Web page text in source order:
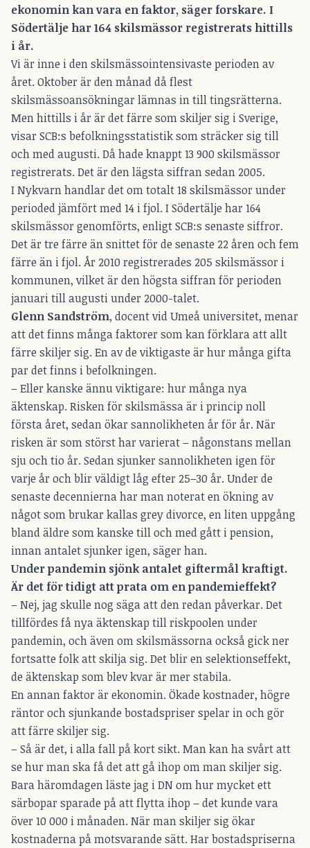
ekonomin kan vara en faktor, säger forskare. I
Södertälje har 164 skilsmässor registrerats hittills
i år.
Vi är inne i den skilsmässointensivaste perioden av
året. Oktober är den månad då flest
skilsmässoansökningar lämnas in till tingsrätterna.
Men hittills i år är det färre som skiljer sig i Sverige,
visar SCB:s befolkningsstatistik som sträcker sig till
och med augusti. Då hade knappt 13 900 skilsmässor
registrerats. Det är den lägsta siffran sedan 2005.
I Nykvarn handlar det om totalt 18 skilsmässor under
perioded jämfört med 14 i fjol. I Södertälje har 164
skilsmässor genomförts, enligt SCB:s senaste siffror.
Det är tre färre än snittet för de senaste 22 åren och fem
färre än i fjol. År 2010 registrerades 205 skilsmässor i
kommunen, vilket är den högsta siffran för perioden
januari till augusti under 2000-talet.
Glenn Sandström, docent vid Umeå universitet, menar
att det finns många faktorer som kan förklara att allt
färre skiljer sig. En av de viktigaste är hur många gifta
par det finns i befolkningen.
– Eller kanske ännu viktigare: hur många nya
äktenskap. Risken för skilsmässa är i princip noll
första året, sedan ökar sannolikheten år för år. När
risken är som störst har varierat – någonstans mellan
sju och tio år. Sedan sjunker sannolikheten igen för
varje år och blir väldigt låg efter 25–30 år. Under de
senaste decennierna har man noterat en ökning av
något som brukar kallas grey divorce, en liten uppgång
bland äldre som kanske till och med gått i pension,
innan antalet sjunker igen, säger han.
Under pandemin sjönk antalet giftermål kraftigt.
Är det för tidigt att prata om en pandemieffekt?
– Nej, jag skulle nog säga att den redan påverkar. Det
tillfördes få nya äktenskap till riskpoolen under
pandemin, och även om skilsmässorna också gick ner
fortsatte folk att skilja sig. Det blir en selektionseffekt,
de äktenskap som blev kvar är mer stabila.
En annan faktor är ekonomin. Ökade kostnader, högre
räntor och sjunkande bostadspriser spelar in och gör
att färre skiljer sig.
– Så är det, i alla fall på kort sikt. Man kan ha svårt att
se hur man ska få det att gå ihop om man skiljer sig.
Bara häromdagen läste jag i DN om hur mycket ett
särbopar sparade på att flytta ihop – det kunde vara
över 10 000 i månaden. När man skiljer sig ökar
kostnaderna på motsvarande sätt. Har bostadspriserna